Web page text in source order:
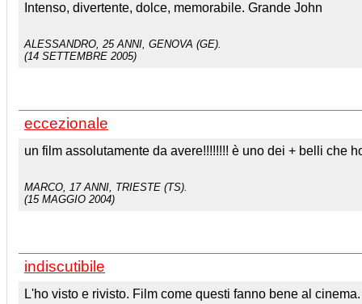
Intenso, divertente, dolce, memorabile. Grande John
ALESSANDRO , 25 ANNI, GENOVA (GE).
(14 SETTEMBRE 2005)
eccezionale
un film assolutamente da avere!!!!!!!! è uno dei + belli che
MARCO , 17 ANNI, TRIESTE (TS).
(15 MAGGIO 2004)
indiscutibile
L'ho visto e rivisto. Film come questi fanno bene al cinema.